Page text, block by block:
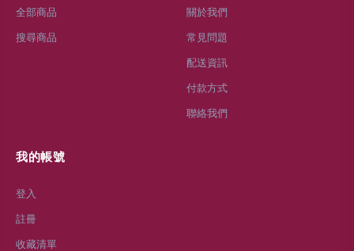
全部商品
搜尋商品
關於我們
常見問題
配送資訊
付款方式
聯絡我們
我的帳號
登入
註冊
收藏清單